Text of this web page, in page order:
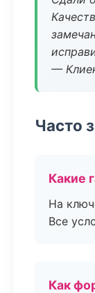
—
Часто
Какие
На
Все
Как